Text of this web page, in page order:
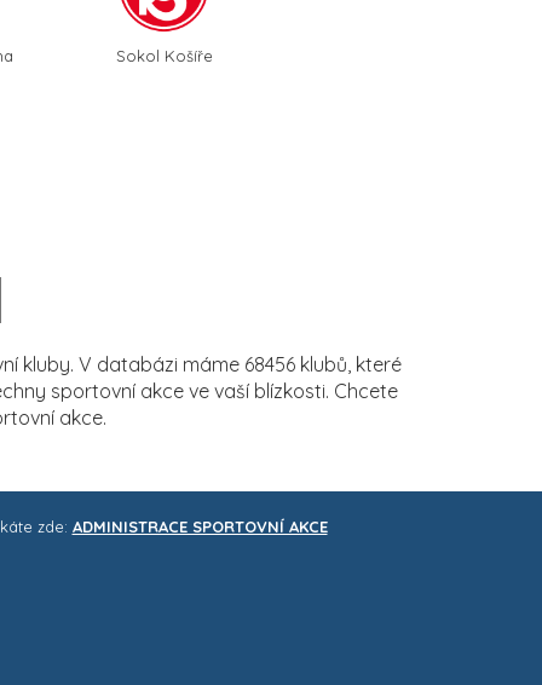
Sokol Košíře
kluby. V databázi máme 68456 klubů, které
sportovní akce ve vaší blízkosti. Chcete
akce.
zde: ADMINISTRACE SPORTOVNÍ AKCE